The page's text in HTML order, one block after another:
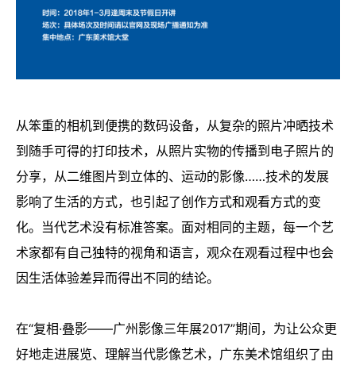
从笨重的相机到便携的数码设备，从复杂的照片冲晒技术
到随手可得的打印技术，从照片实物的传播到电子照片的
分享，从二维图片到立体的、运动的影像……技术的发展
影响了生活的方式，也引起了创作方式和观看方式的变
化。当代艺术没有标准答案。面对相同的主题，每一个艺
术家都有自己独特的视角和语言，观众在观看过程中也会
因生活体验差异而得出不同的结论。
在“复相·叠影——广州影像三年展2017”期间，为让公众更
好地走进展览、理解当代影像艺术，广东美术馆组织了由